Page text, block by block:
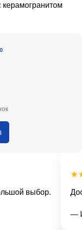
керамогранитом
выбор.
—